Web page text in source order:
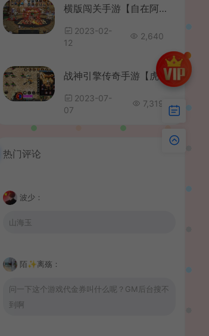
横版闯关手游【自在阿拉肝修复版】最新整理Linux手工服务端+安卓苹果双端+版本配套中文表+运营后台+GM授权后台+详细搭建教程
2023-02-
12
2,640
战神引擎传奇手游【虎跃合击完整版】最新整理Win系一键服务端+安卓苹果双端+GM授权物品后台+详细搭建教程
2023-07-
07
7,319
热门评论
波少：
山海玉
陌✨离殇：
问一下这个游戏代金券叫什么呢？GM后台搜不
到啊